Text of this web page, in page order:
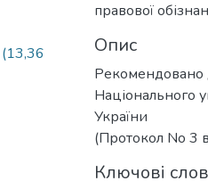
(13,36
правової
Опис
Рекомендовано
Національного
України
(Протокол No 3
Ключові